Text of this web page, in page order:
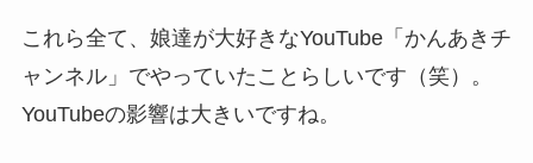
これら全て、娘達が大好きなYouTube「かんあきチ
ャンネル」でやっていたことらしいです（笑）。
YouTubeの影響は大きいですね。